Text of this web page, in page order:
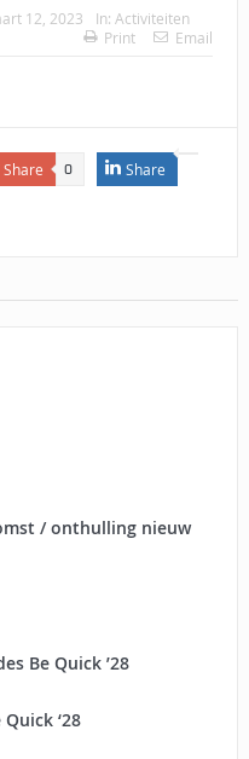
12, 2023 In: Activiteiten
Print
Email
Share 0 Share
/ onthulling nieuw
Be Quick ’28
‘28